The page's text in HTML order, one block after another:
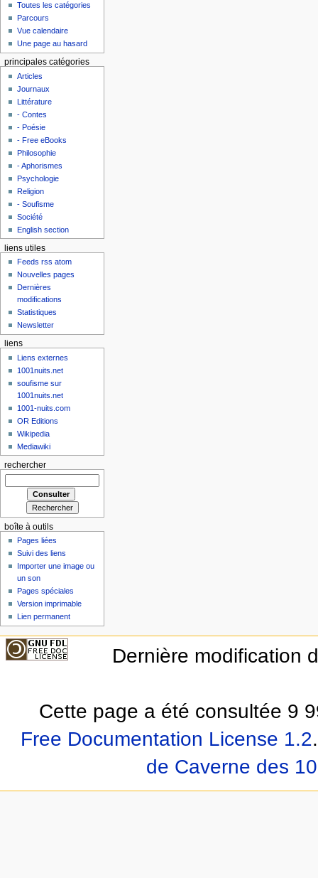
Toutes les catégories
Parcours
Vue calendaire
Une page au hasard
principales catégories
Articles
Journaux
Littérature
- Contes
- Poésie
- Free eBooks
Philosophie
- Aphorismes
Psychologie
Religion
- Soufisme
Société
English section
liens utiles
Feeds rss atom
Nouvelles pages
Dernières
modifications
Statistiques
Newsletter
liens
Liens externes
1001nuits.net
soufisme sur
1001nuits.net
1001-nuits.com
OR Editions
Wikipedia
Mediawiki
rechercher
boîte à outils
Pages liées
Suivi des liens
Importer une image ou
un son
Pages spéciales
Version imprimable
Lien permanent
Dernière modification
Cette page a été consultée 9
Free Documentation License 1.2.
de Caverne des